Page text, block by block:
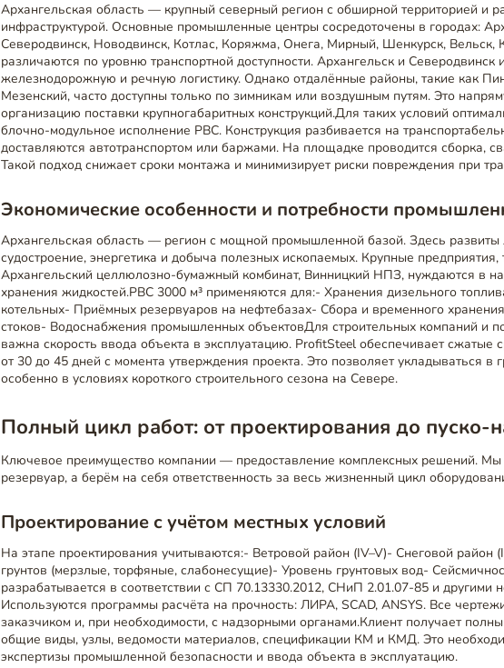
Архангельская область — крупный северный регион с обширной территорией и
инфраструктурой. Основные промышленные центры сосредоточены в городах:
Северодвинск, Новодвинск, Котлас, Коряжма, Онега, Мирный, Шенкурск, Вельск,
различаются по уровню транспортной доступности. Архангельск и Северодвинск
железнодорожную и речную логистику. Однако отдалённые районы, такие как
Мезенский, часто доступны только по зимникам или воздушным путям. Это
организацию поставки крупногабаритных конструкций.Для таких условий
блочно-модульное исполнение РВС. Конструкция разбивается на
доставляются автотранспортом или баржами. На площадке проводится сборка,
Такой подход снижает сроки монтажа и минимизирует риски повреждения при
Экономические особенности и потребности
Архангельская область — регион с мощной промышленной базой. Здесь развиты
судостроение, энергетика и добыча полезных ископаемых. Крупные
Архангельский целлюлозно-бумажный комбинат, Винницкий НПЗ, нуждаются в
хранения жидкостей.РВС 3000 м³ применяются для:- Хранения дизельного
котельных- Приёмных резервуаров на нефтебазах- Сбора и временного
стоков- Водоснабжения промышленных объектовДля строительных компаний и
важна скорость ввода объекта в эксплуатацию. ProfitSteel обеспечивает сжатые
от 30 до 45 дней с момента утверждения проекта. Это позволяет укладываться в
особенно в условиях короткого строительного сезона на Севере.
Полный цикл работ: от проектирования до пуско-
Ключевое преимущество компании — предоставление комплексных решений. Мы
резервуар, а берём на себя ответственность за весь жизненный цикл
Проектирование с учётом местных условий
На этапе проектирования учитываются:- Ветровой район (IV–V)- Снеговой район
грунтов (мерзлые, торфяные, слабонесущие)- Уровень грунтовых вод-
разрабатывается в соответствии с СП 70.13330.2012, СНиП 2.01.07-85 и другими
Используются программы расчёта на прочность: ЛИРА, SCAD, ANSYS. Все
заказчиком и, при необходимости, с надзорными органами.Клиент получает
общие виды, узлы, ведомости материалов, спецификации КМ и КМД. Это
экспертизы промышленной безопасности и ввода объекта в эксплуатацию.